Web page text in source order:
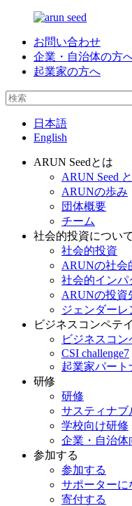
お問い合わせ
企業・自治体の方
起業家の方へ
日本語
English
ARUN Seedとは
ARUN Seed
ARUNの歩み
団体概要
チーム
社会的投資について
社会的投資
ARUNの社会
社会的インパ
ARUNの投資
ジェンダーレ
ビジネスコンペテ
ビジネスコ
CSI challenge7
起業家パート
研修
研修
サスティナブ
学校向け研修
企業・自治体
参加する
参加する
サポーターに
寄付する